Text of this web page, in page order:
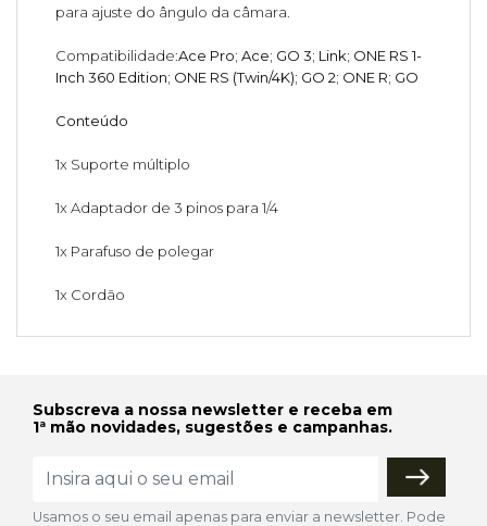
para ajuste do ângulo da câmara.
Compatibilidade:Ace Pro; Ace; GO 3; Link; ONE RS 1-
Inch 360 Edition; ONE RS (Twin/4K); GO 2; ONE R; GO
Conteúdo
1x Suporte múltiplo
1x Adaptador de 3 pinos para 1/4
1x Parafuso de polegar
1x Cordão
Subscreva a nossa newsletter e receba em
1ª mão novidades, sugestões e campanhas.
Usamos o seu email apenas para enviar a newsletter. Pode